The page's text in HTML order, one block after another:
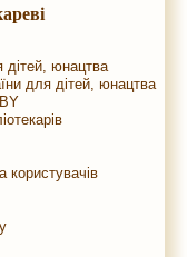
дітей, юнацтва
для дітей, юнацтва
користувачів